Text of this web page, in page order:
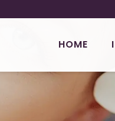
HOME